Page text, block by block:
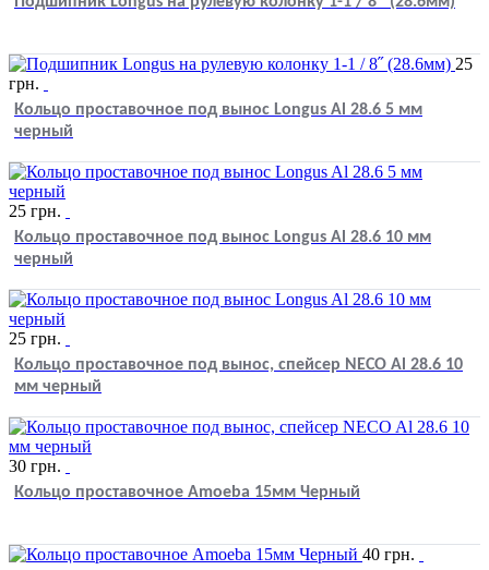
25
грн.
Кольцо проставочное под вынос Longus Al 28.6 5 мм
черный
25 грн.
Кольцо проставочное под вынос Longus Al 28.6 10 мм
черный
25 грн.
Кольцо проставочное под вынос, спейсер NECO Al 28.6 10
мм черный
30 грн.
Кольцо проставочное Amoeba 15мм Черный
40 грн.